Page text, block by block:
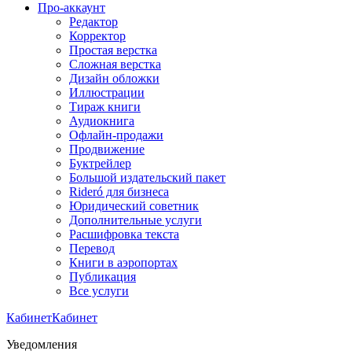
Про-аккаунт
Редактор
Корректор
Простая верстка
Сложная верстка
Дизайн обложки
Иллюстрации
Тираж книги
Аудиокнига
Офлайн-продажи
Продвижение
Буктрейлер
Большой издательский пакет
Rideró для бизнеса
Юридический советник
Дополнительные услуги
Расшифровка текста
Перевод
Книги в аэропортах
Публикация
Все услуги
КабинетКабинет
Уведомления